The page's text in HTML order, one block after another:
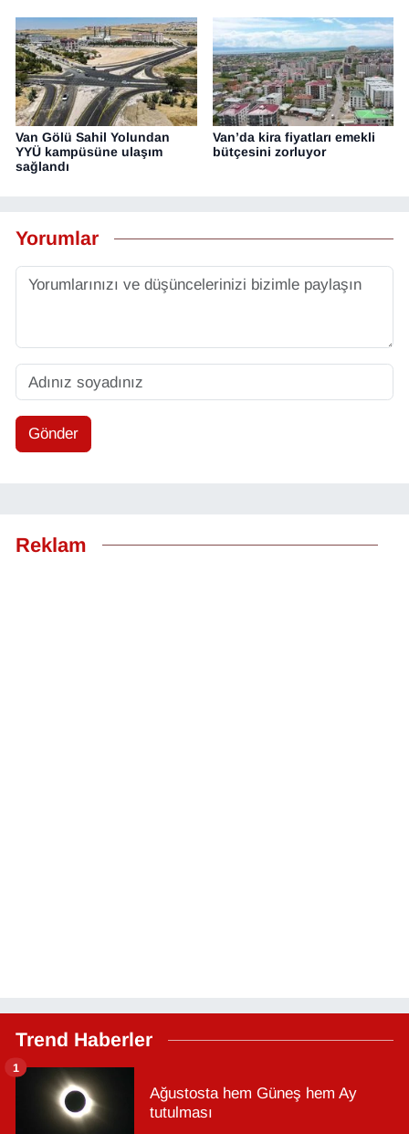
Van Gölü Sahil Yolundan
YYÜ kampüsüne ulaşım
sağlandı
Van’da kira fiyatları emekli
bütçesini zorluyor
Yorumlar
Gönder
Reklam
Trend Haberler
Ağustosta hem Güneş hem Ay
tutulması
1